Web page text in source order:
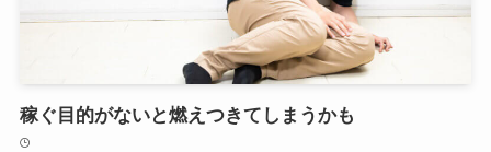
稼ぐ目的がないと燃えつきてしまうかも